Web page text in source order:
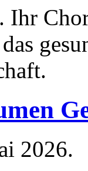
Ihr
2026.